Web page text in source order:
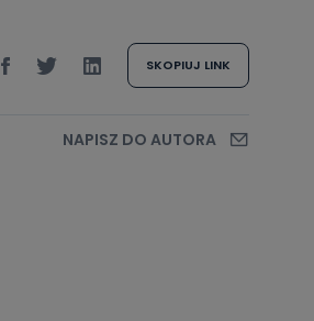
SKOPIUJ LINK
NAPISZ DO AUTORA